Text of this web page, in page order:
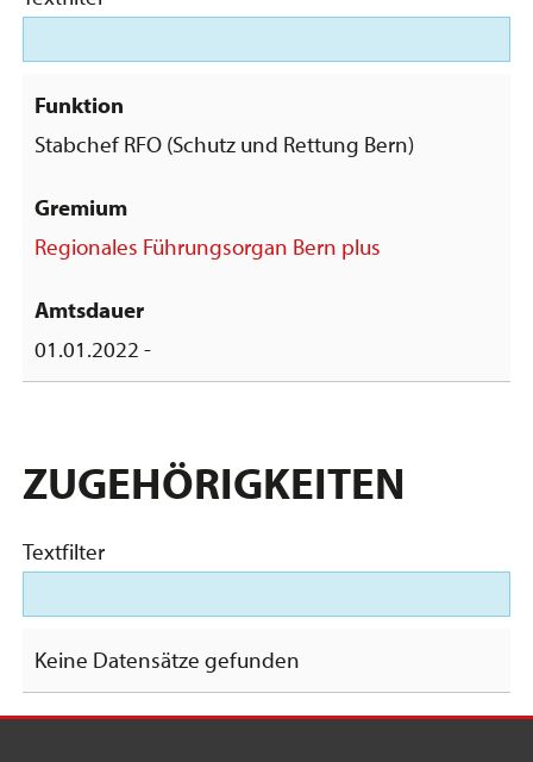
Stabchef RFO (Schutz und Rettung Bern)
Regionales Führungsorgan Bern plus
01.01.2022 -
ZUGEHÖRIGKEITEN
Textfilter
Keine Datensätze gefunden